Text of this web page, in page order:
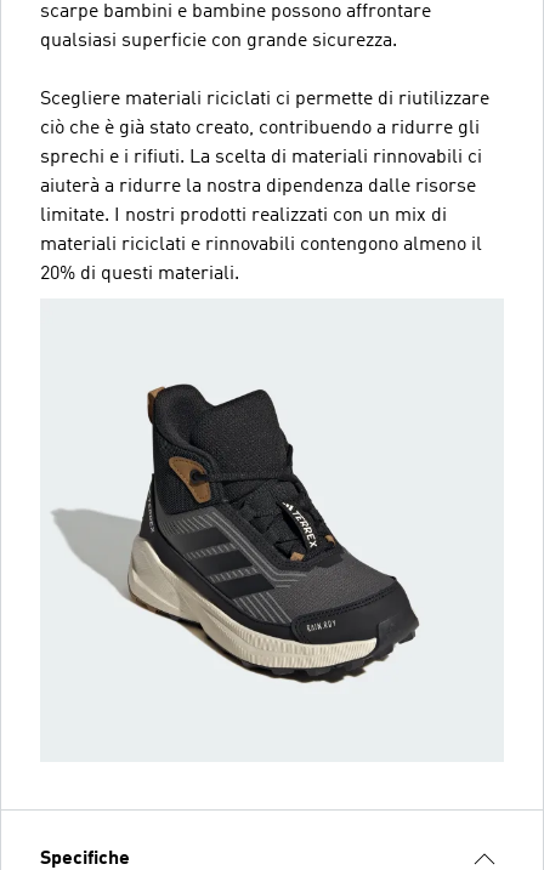
scarpe bambini e bambine possono affrontare
qualsiasi superficie con grande sicurezza.
Scegliere materiali riciclati ci permette di riutilizzare
ciò che è già stato creato, contribuendo a ridurre gli
sprechi e i rifiuti. La scelta di materiali rinnovabili ci
aiuterà a ridurre la nostra dipendenza dalle risorse
limitate. I nostri prodotti realizzati con un mix di
materiali riciclati e rinnovabili contengono almeno il
20% di questi materiali.
Specifiche